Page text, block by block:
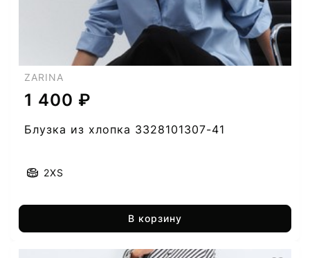
ZARINA
1 400 ₽
Блузка из хлопка 3328101307-41
2XS
В корзину